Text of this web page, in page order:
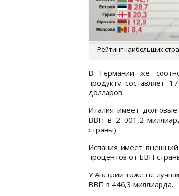
Рейтинг наибольших
В Германии же
продукту составляет
долларов.
Италия имеет
ВВП в 2 001,2
страны).
Испания имеет
процентов от ВВП
У Австрии тоже не
ВВП в 446,3 миллиарда.